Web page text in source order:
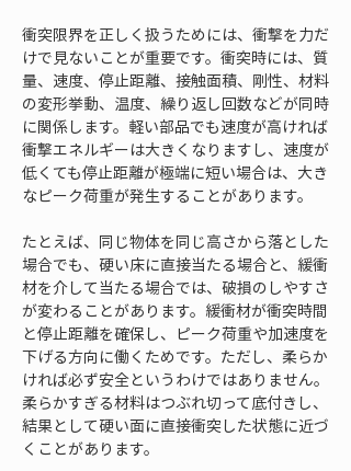
衝突限界を正しく扱うためには、衝撃を力だ
けで見ないことが重要です。衝突時には、質
量、速度、停止距離、接触面積、剛性、材料
の変形挙動、温度、繰り返し回数などが同時
に関係します。軽い部品でも速度が高ければ
衝撃エネルギーは大きくなりますし、速度が
低くても停止距離が極端に短い場合は、大き
なピーク荷重が発生することがあります。
たとえば、同じ物体を同じ高さから落とした
場合でも、硬い床に直接当たる場合と、緩衝
材を介して当たる場合では、破損のしやすさ
が変わることがあります。緩衝材が衝突時間
と停止距離を確保し、ピーク荷重や加速度を
下げる方向に働くためです。ただし、柔らか
ければ必ず安全というわけではありません。
柔らかすぎる材料はつぶれ切って底付きし、
結果として硬い面に直接衝突した状態に近づ
くことがあります。